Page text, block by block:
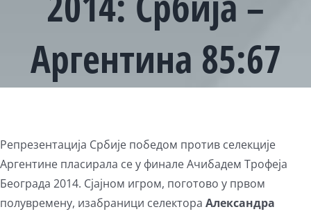
Аргентина 85:67
Репрезентација Србије победом против селекције
Аргентине пласирала се у финале Ачибадем Трофеја
Београда 2014. Сјајном игром, поготово у првом
полувремену, изабраници селектора Александра